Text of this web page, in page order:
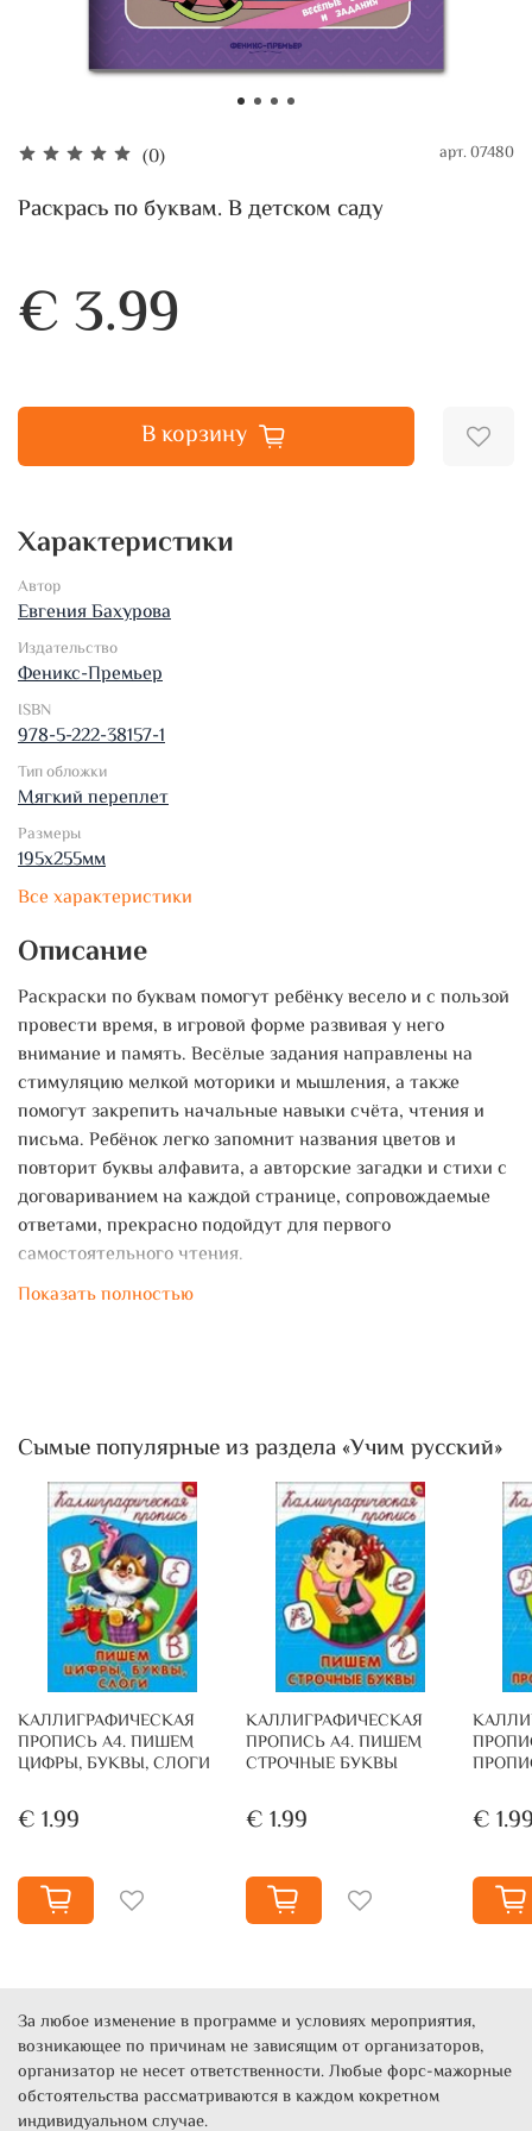
(0) арт.07480
Раскрась по буквам. В детском саду
€ 3.99
В корзину
Характеристики
Автор
Евгения Бахурова
Издательство
Феникс-Премьер
ISBN
978-5-222-38157-1
Тип обложки
Мягкий переплет
Размеры
195х255мм
Все характеристики
Описание
Раскраски по буквам помогут ребёнку весело и с пользой
провести время, в игровой форме развивая у него
внимание и память. Весёлые задания направлены на
стимуляцию мелкой моторики и мышления, а также
помогут закрепить начальные навыки счёта, чтения и
письма. Ребёнок легко запомнит названия цветов и
повторит буквы алфавита, а авторские загадки и стихи с
договариванием на каждой странице, сопровождаемые
ответами, прекрасно подойдут для первого
самостоятельного чтения.
Показать полностью
Сымые популярные из раздела «Учим русский»
КАЛЛИГРАФИЧЕСКАЯ
ПРОПИСЬ А4. ПИШЕМ
ЦИФРЫ, БУКВЫ, СЛОГИ
€ 1.99
КАЛЛИГРАФИЧЕСКАЯ
ПРОПИСЬ А4. ПИШЕМ
СТРОЧНЫЕ БУКВЫ
€ 1.99 €
За любое изменение в программе и условиях мероприятия,
возникающее по причинам не зависящим от организаторов,
организатор не несет ответственности. Любые форс-мажорные
обстоятельства рассматриваются в каждом кокретном
индивидуальном случае.